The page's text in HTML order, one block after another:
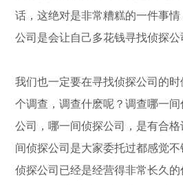
话，这绝对是非常糟糕的一件事
公司是会让自己多花钱寻找侦探公
我们也一定要在寻找侦探公司的
个调查，调查什麽呢？调查哪一
公司，哪一间侦探公司，是有合
间侦探公司是大家委托过都感觉
侦探公司已经是经营得非常长久